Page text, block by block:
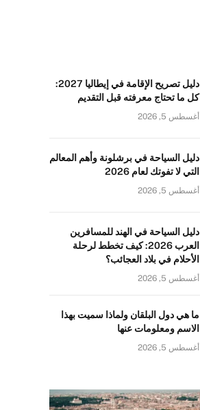
دليل تصريح الإقامة في إيطاليا 2027:
كل ما تحتاج معرفته قبل التقديم
أغسطس 5, 2026
دليل السياحة في برشلونة وأهم المعالم
التي لا تفوتك لعام 2026
أغسطس 5, 2026
دليل السياحة في الهند للمسافرين
العرب 2026: كيف تخطط لرحلة
الأحلام في بلاد العجائب؟
أغسطس 5, 2026
ما هي دول البلقان ولماذا سميت بهذا
الاسم ومعلومات عنها
أغسطس 5, 2026